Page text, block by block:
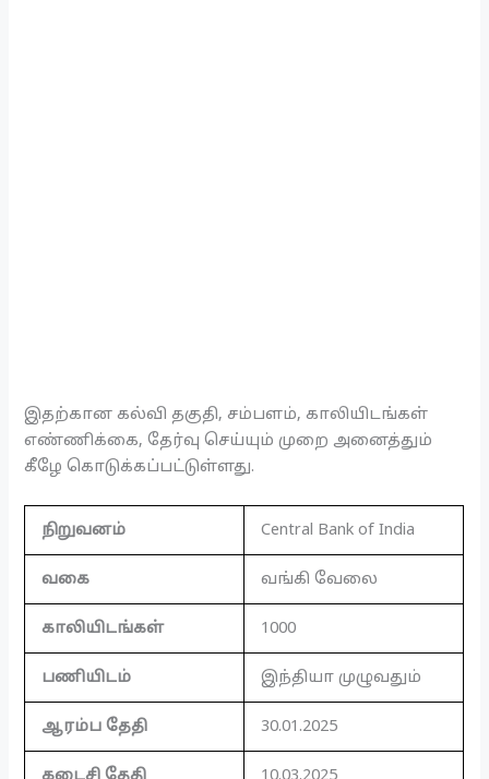
இதற்கான கல்வி தகுதி, சம்பளம், காலியிடங்கள்
எண்ணிக்கை, தேர்வு செய்யும் முறை அனைத்தும்
கீழே கொடுக்கப்பட்டுள்ளது.
நிறுவனம் Central Bank of India
வகை வங்கி வேலை
காலியிடங்கள் 1000
பணியிடம் இந்தியா முழுவதும்
ஆரம்ப தேதி 30.01.2025